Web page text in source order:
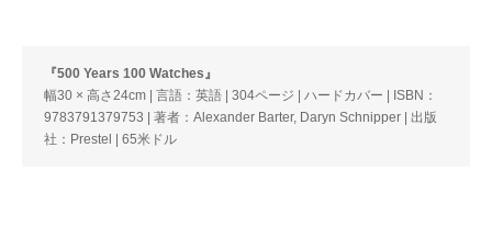
『500 Years 100 Watches』
幅30 × 高さ24cm | 言語：英語 | 304ページ | ハードカバー | ISBN：
9783791379753 | 著者：Alexander Barter, Daryn Schnipper | 出版
社：Prestel | 65米ドル